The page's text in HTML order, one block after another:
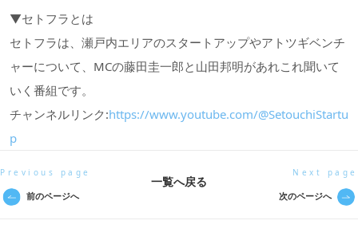
▼セトフラとは
セトフラは、瀬戸内エリアのスタートアップやアトツギベンチ
ャーについて、MCの藤田圭一郎と山田邦明があれこれ聞いて
いく番組です。
チャンネルリンク:https://www.youtube.com/@SetouchiStartu
p
Previous page
前のページへ
一覧へ戻る
Next page
次のページへ